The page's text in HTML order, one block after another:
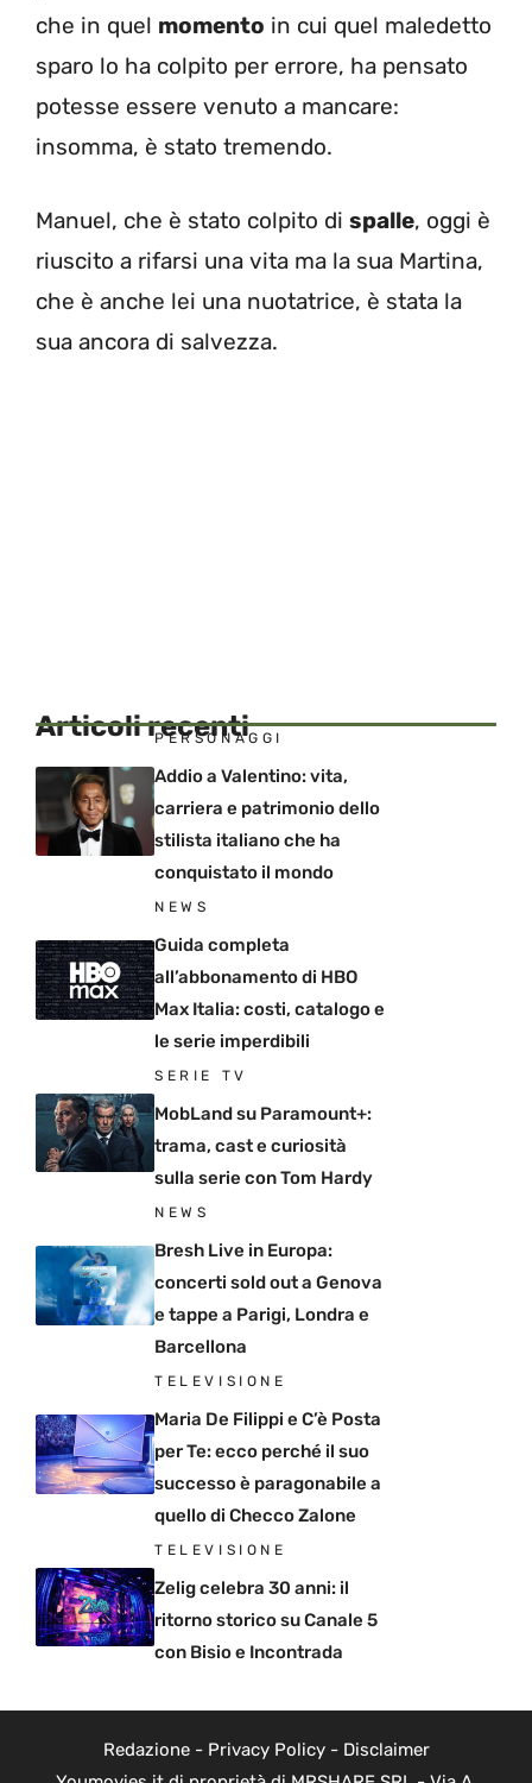
che in quel momento in cui quel maledetto
sparo lo ha colpito per errore, ha pensato
potesse essere venuto a mancare:
insomma, è stato tremendo.
Manuel, che è stato colpito di spalle, oggi è
riuscito a rifarsi una vita ma la sua Martina,
che è anche lei una nuotatrice, è stata la
sua ancora di salvezza.
Articoli recenti
PERSONAGGI
Addio a Valentino: vita,
carriera e patrimonio dello
stilista italiano che ha
conquistato il mondo
NEWS
Guida completa
all’abbonamento di HBO
Max Italia: costi, catalogo e
le serie imperdibili
SERIE TV
MobLand su Paramount+:
trama, cast e curiosità
sulla serie con Tom Hardy
NEWS
Bresh Live in Europa:
concerti sold out a Genova
e tappe a Parigi, Londra e
Barcellona
TELEVISIONE
Maria De Filippi e C’è Posta
per Te: ecco perché il suo
successo è paragonabile a
quello di Checco Zalone
TELEVISIONE
Zelig celebra 30 anni: il
ritorno storico su Canale 5
con Bisio e Incontrada
Redazione- Privacy Policy- Disclaimer